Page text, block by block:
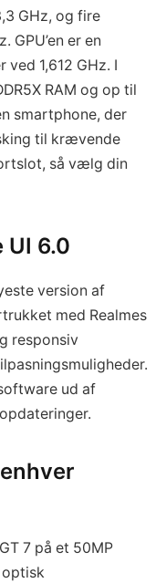
GHz, og fire
GPU’en er en
1,612 GHz. I
RAM og op til
smartphone, der
til krævende
så vælg din
UI 6.0
version af
med Realmes
responsiv
ud af
7 på et 50MP
optisk